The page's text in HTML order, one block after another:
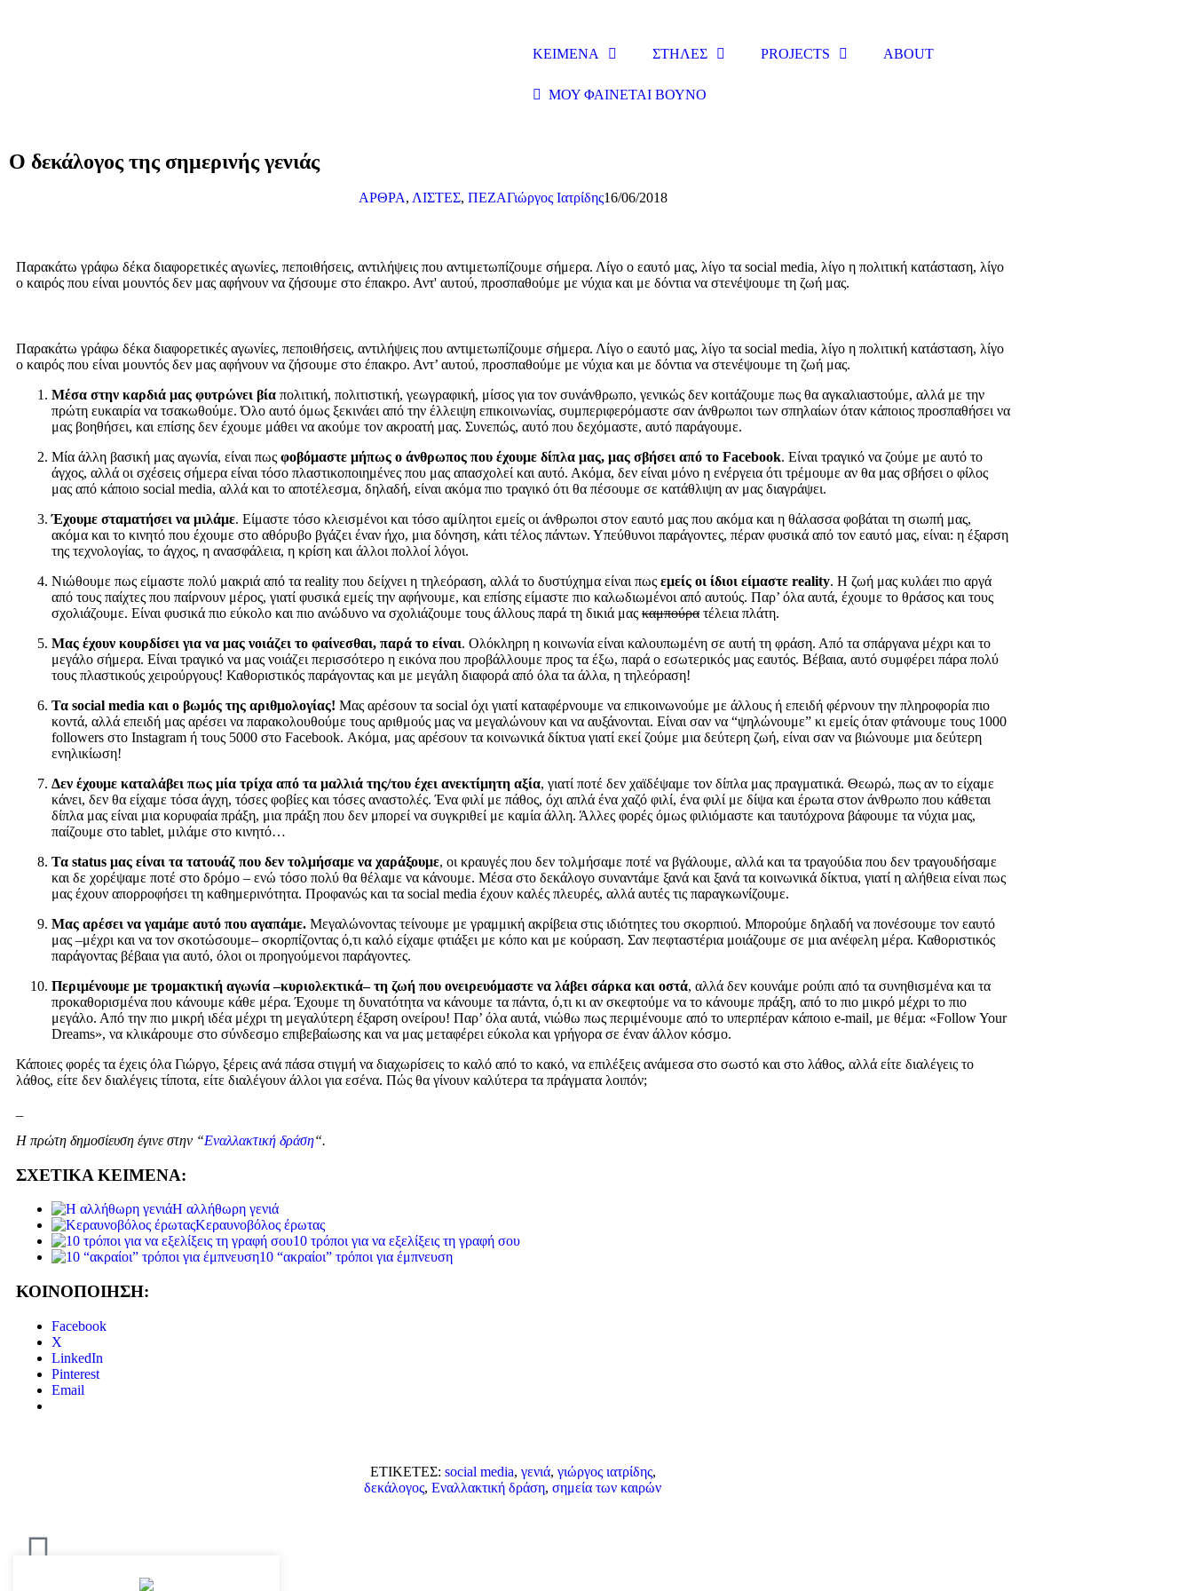
ΚΕΙΜΕΝΑ ΣΤΗΛΕΣ PROJECTS ABOUT
ΜΟΥ ΦΑΙΝΕΤΑΙ ΒΟΥΝΟ
Ο δεκάλογος της σημερινής γενιάς
ΑΡΘΡΑ, ΛΙΣΤΕΣ, ΠΕΖΑΓιώργος Ιατρίδης16/06/2018
Παρακάτω γράφω δέκα διαφορετικές αγωνίες, πεποιθήσεις, αντιλήψεις που αντιμετωπίζουμε σήμερα. Λίγο ο εαυτό μας, λίγο τα social media, λίγο η πολιτική κατάσταση, λίγο
ο καιρός που είναι μουντός δεν μας αφήνουν να ζήσουμε στο έπακρο. Αντ' αυτού, προσπαθούμε με νύχια και με δόντια να στενέψουμε τη ζωή μας.
Παρακάτω γράφω δέκα διαφορετικές αγωνίες, πεποιθήσεις, αντιλήψεις που αντιμετωπίζουμε σήμερα. Λίγο ο εαυτό μας, λίγο τα social media, λίγο η πολιτική κατάσταση, λίγο
ο καιρός που είναι μουντός δεν μας αφήνουν να ζήσουμε στο έπακρο. Αντ’ αυτού, προσπαθούμε με νύχια και με δόντια να στενέψουμε τη ζωή μας.
Μέσα στην καρδιά μας φυτρώνει βία πολιτική, πολιτιστική, γεωγραφική, μίσος για τον συνάνθρωπο, γενικώς δεν κοιτάζουμε πως θα αγκαλιαστούμε, αλλά με την
πρώτη ευκαιρία να τσακωθούμε. Όλο αυτό όμως ξεκινάει από την έλλειψη επικοινωνίας, συμπεριφερόμαστε σαν άνθρωποι των σπηλαίων όταν κάποιος προσπαθήσει να
μας βοηθήσει, και επίσης δεν έχουμε μάθει να ακούμε τον ακροατή μας. Συνεπώς, αυτό που δεχόμαστε, αυτό παράγουμε.
Μία άλλη βασική μας αγωνία, είναι πως φοβόμαστε μήπως ο άνθρωπος που έχουμε δίπλα μας, μας σβήσει από το Facebook. Είναι τραγικό να ζούμε με αυτό το
άγχος, αλλά οι σχέσεις σήμερα είναι τόσο πλαστικοποιημένες που μας απασχολεί και αυτό. Ακόμα, δεν είναι μόνο η ενέργεια ότι τρέμουμε αν θα μας σβήσει ο φίλος
μας από κάποιο social media, αλλά και το αποτέλεσμα, δηλαδή, είναι ακόμα πιο τραγικό ότι θα πέσουμε σε κατάθλιψη αν μας διαγράψει.
Έχουμε σταματήσει να μιλάμε. Είμαστε τόσο κλεισμένοι και τόσο αμίλητοι εμείς οι άνθρωποι στον εαυτό μας που ακόμα και η θάλασσα φοβάται τη σιωπή μας,
ακόμα και το κινητό που έχουμε στο αθόρυβο βγάζει έναν ήχο, μια δόνηση, κάτι τέλος πάντων. Υπεύθυνοι παράγοντες, πέραν φυσικά από τον εαυτό μας, είναι: η έξαρση
της τεχνολογίας, το άγχος, η ανασφάλεια, η κρίση και άλλοι πολλοί λόγοι.
Νιώθουμε πως είμαστε πολύ μακριά από τα reality που δείχνει η τηλεόραση, αλλά το δυστύχημα είναι πως εμείς οι ίδιοι είμαστε reality. Η ζωή μας κυλάει πιο αργά
από τους παίχτες που παίρνουν μέρος, γιατί φυσικά εμείς την αφήνουμε, και επίσης είμαστε πιο καλωδιωμένοι από αυτούς. Παρ’ όλα αυτά, έχουμε το θράσος και τους
σχολιάζουμε. Είναι φυσικά πιο εύκολο και πιο ανώδυνο να σχολιάζουμε τους άλλους παρά τη δικιά μας καμπούρα τέλεια πλάτη.
Μας έχουν κουρδίσει για να μας νοιάζει το φαίνεσθαι, παρά το είναι. Ολόκληρη η κοινωνία είναι καλουπωμένη σε αυτή τη φράση. Από τα σπάργανα μέχρι και το
μεγάλο σήμερα. Είναι τραγικό να μας νοιάζει περισσότερο η εικόνα που προβάλλουμε προς τα έξω, παρά ο εσωτερικός μας εαυτός. Βέβαια, αυτό συμφέρει πάρα πολύ
τους πλαστικούς χειρούργους! Καθοριστικός παράγοντας και με μεγάλη διαφορά από όλα τα άλλα, η τηλεόραση!
Τα social media και ο βωμός της αριθμολογίας! Μας αρέσουν τα social όχι γιατί καταφέρνουμε να επικοινωνούμε με άλλους ή επειδή φέρνουν την πληροφορία πιο
κοντά, αλλά επειδή μας αρέσει να παρακολουθούμε τους αριθμούς μας να μεγαλώνουν και να αυξάνονται. Είναι σαν να “ψηλώνουμε” κι εμείς όταν φτάνουμε τους 1000
followers στο Instagram ή τους 5000 στο Facebook. Ακόμα, μας αρέσουν τα κοινωνικά δίκτυα γιατί εκεί ζούμε μια δεύτερη ζωή, είναι σαν να βιώνουμε μια δεύτερη
ενηλικίωση!
Δεν έχουμε καταλάβει πως μία τρίχα από τα μαλλιά της/του έχει ανεκτίμητη αξία, γιατί ποτέ δεν χαϊδέψαμε τον δίπλα μας πραγματικά. Θεωρώ, πως αν το είχαμε
κάνει, δεν θα είχαμε τόσα άγχη, τόσες φοβίες και τόσες αναστολές. Ένα φιλί με πάθος, όχι απλά ένα χαζό φιλί, ένα φιλί με δίψα και έρωτα στον άνθρωπο που κάθεται
δίπλα μας είναι μια κορυφαία πράξη, μια πράξη που δεν μπορεί να συγκριθεί με καμία άλλη. Άλλες φορές όμως φιλιόμαστε και ταυτόχρονα βάφουμε τα νύχια μας,
παίζουμε στο tablet, μιλάμε στο κινητό…
Τα status μας είναι τα τατουάζ που δεν τολμήσαμε να χαράξουμε, οι κραυγές που δεν τολμήσαμε ποτέ να βγάλουμε, αλλά και τα τραγούδια που δεν τραγουδήσαμε
και δε χορέψαμε ποτέ στο δρόμο – ενώ τόσο πολύ θα θέλαμε να κάνουμε. Μέσα στο δεκάλογο συναντάμε ξανά και ξανά τα κοινωνικά δίκτυα, γιατί η αλήθεια είναι πως
μας έχουν απορροφήσει τη καθημερινότητα. Προφανώς και τα social media έχουν καλές πλευρές, αλλά αυτές τις παραγκωνίζουμε.
Μας αρέσει να γαμάμε αυτό που αγαπάμε. Μεγαλώνοντας τείνουμε με γραμμική ακρίβεια στις ιδιότητες του σκορπιού. Μπορούμε δηλαδή να πονέσουμε τον εαυτό
μας –μέχρι και να τον σκοτώσουμε– σκορπίζοντας ό,τι καλό είχαμε φτιάξει με κόπο και με κούραση. Σαν πεφταστέρια μοιάζουμε σε μια ανέφελη μέρα. Καθοριστικός
παράγοντας βέβαια για αυτό, όλοι οι προηγούμενοι παράγοντες.
Περιμένουμε με τρομακτική αγωνία –κυριολεκτικά– τη ζωή που ονειρευόμαστε να λάβει σάρκα και οστά, αλλά δεν κουνάμε ρούπι από τα συνηθισμένα και τα
προκαθορισμένα που κάνουμε κάθε μέρα. Έχουμε τη δυνατότητα να κάνουμε τα πάντα, ό,τι κι αν σκεφτούμε να το κάνουμε πράξη, από το πιο μικρό μέχρι το πιο
μεγάλο. Από την πιο μικρή ιδέα μέχρι τη μεγαλύτερη έξαρση ονείρου! Παρ’ όλα αυτά, νιώθω πως περιμένουμε από το υπερπέραν κάποιο e-mail, με θέμα: «Follow Your
Dreams», να κλικάρουμε στο σύνδεσμο επιβεβαίωσης και να μας μεταφέρει εύκολα και γρήγορα σε έναν άλλον κόσμο.
Κάποιες φορές τα έχεις όλα Γιώργο, ξέρεις ανά πάσα στιγμή να διαχωρίσεις το καλό από το κακό, να επιλέξεις ανάμεσα στο σωστό και στο λάθος, αλλά είτε διαλέγεις το
λάθος, είτε δεν διαλέγεις τίποτα, είτε διαλέγουν άλλοι για εσένα. Πώς θα γίνουν καλύτερα τα πράγματα λοιπόν;
Η πρώτη δημοσίευση έγινε στην “Εναλλακτική δράση“.
ΣΧΕΤΙΚΑ ΚΕΙΜΕΝΑ:
H αλλήθωρη γενιά
Κεραυνοβόλος έρωτας
10 τρόποι για να εξελίξεις τη γραφή σου
10 “ακραίοι” τρόποι για έμπνευση
ΚΟΙΝΟΠΟΙΗΣΗ:
Facebook
X
LinkedIn
Pinterest
Email
ΕΤΙΚΕΤΕΣ: social media, γενιά, γιώργος ιατρίδης,
δεκάλογος,Εναλλακτική δράση,σημεία των καιρών